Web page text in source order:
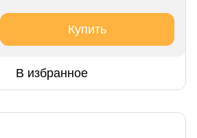
Купить
В избранное